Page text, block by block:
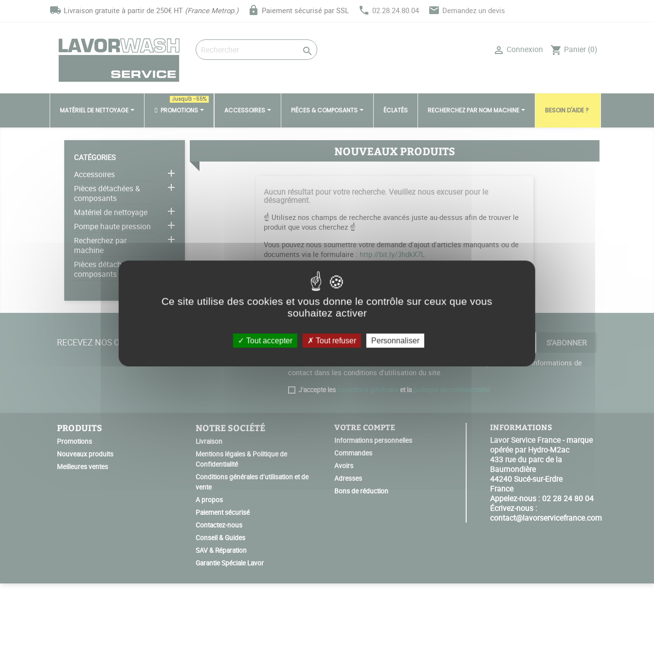
local_shipping Livraison gratuite à partir de 250€ HT (France Metrop.) lock Paiement sécurisé par SSL phone 02.28.24.80.04 email Demandez un devis
 shopping_cart Panier (0)
 Connexion
MATÉRIEL DE NETTOYAGE PROMOTIONS
Jusqu'à -55%
ACCESSOIRES PIÈCES & COMPOSANTS ÉCLATÉS RECHERCHEZ PAR NOM MACHINE BESOIN D'AIDE ?
CATÉGORIES
Accessoires 
Pièces détachées &
composants

Matériel de nettoyage 
Pompe haute pression 
Recherchez par
machine

Pièces détachées et
composants A SUPPR
NOUVEAUX PRODUITS
Aucun résultat pour votre recherche. Veuillez nous excuser pour le
désagrément.
☝️ Utilisez nos champs de recherche avancés juste au-dessus afin de trouver le
produit que vous cherchez ☝️
Vous pouvez nous soumettre votre demande d'ajout d'articles manquants ou de
documents via le formulaire : http://bit.ly/3hdkX7L
RECEVEZ NOS OFFRES SPÉCIALES
Vous pouvez vous désinscrire à tout moment. Vous trouverez pour cela nos informations de
contact dans les conditions d'utilisation du site.
J'accepte les et la
PRODUITS
Promotions
Nouveaux produits
Meilleures ventes
NOTRE SOCIÉTÉ
Livraison
Mentions légales & Politique de
Confidentialité
Conditions générales d’utilisation et de
vente
A propos
Paiement sécurisé
Contactez-nous
Conseil & Guides
SAV & Réparation
Garantie Spéciale Lavor
VOTRE COMPTE
Informations personnelles
Commandes
Avoirs
Adresses
Bons de réduction
INFORMATIONS
Lavor Service France - marque
opérée par Hydro-M2ac
433 rue du parc de la
Baumondière
44240 Sucé-sur-Erdre
France
Appelez-nous : 02 28 24 80 04
Écrivez-nous :
contact@lavorservicefrance.com
Panneau de gestion des cookies
Ce site utilise des cookies et vous donne le contrôle sur ceux que vous
souhaitez activer
Tout accepter Tout refuser Personnaliser